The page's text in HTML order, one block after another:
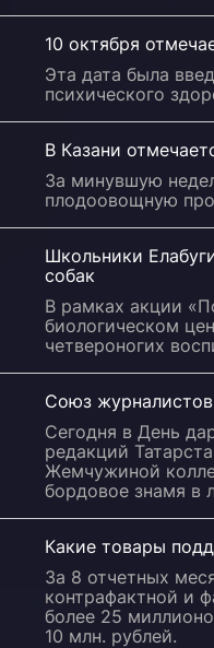
10 октября
Эта дата была
психического
В Казани
За минувшую
плодоовощную
Школьники
собак
В рамках акции
биологическом
четвероногих
Союз
Сегодня в День
редакций
Жемчужиной
бордовое знамя в
Какие товары
За 8 отчетных
контрафактной и
более 25
10 млн. рублей.